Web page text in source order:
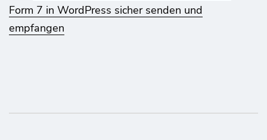
Form 7 in WordPress sicher senden und
empfangen